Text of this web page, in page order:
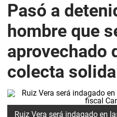
Pasó a
hombre que
aprovechado
colecta
Ruiz Vera será indagado en